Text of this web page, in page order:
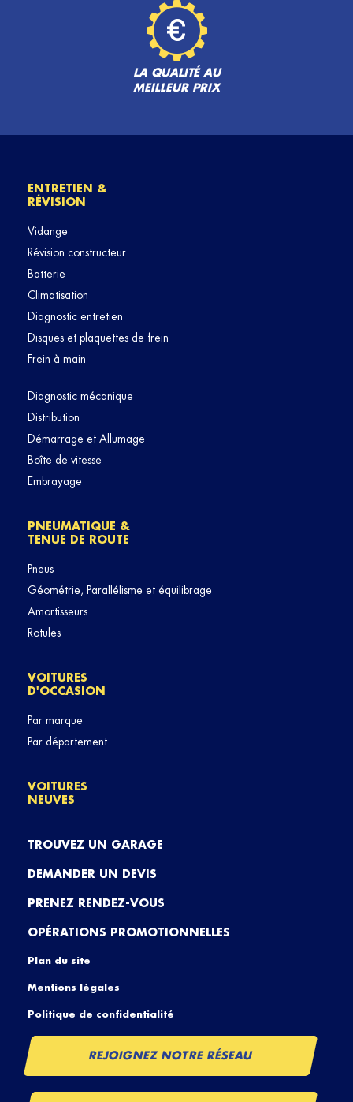
LA QUALITÉ AU
MEILLEUR PRIX
ENTRETIEN &
RÉVISION
Vidange
Révision constructeur
Batterie
Climatisation
Diagnostic entretien
Disques et plaquettes de frein
Frein à main
Diagnostic mécanique
Distribution
Démarrage et Allumage
Boîte de vitesse
Embrayage
PNEUMATIQUE &
TENUE DE ROUTE
Pneus
Géométrie, Parallélisme et équilibrage
Amortisseurs
Rotules
VOITURES
D'OCCASION
Par marque
Par département
VOITURES
NEUVES
TROUVEZ UN GARAGE
DEMANDER UN DEVIS
PRENEZ RENDEZ-VOUS
OPÉRATIONS PROMOTIONNELLES
Plan du site
Mentions légales
Politique de confidentialité
REJOIGNEZ NOTRE RÉSEAU